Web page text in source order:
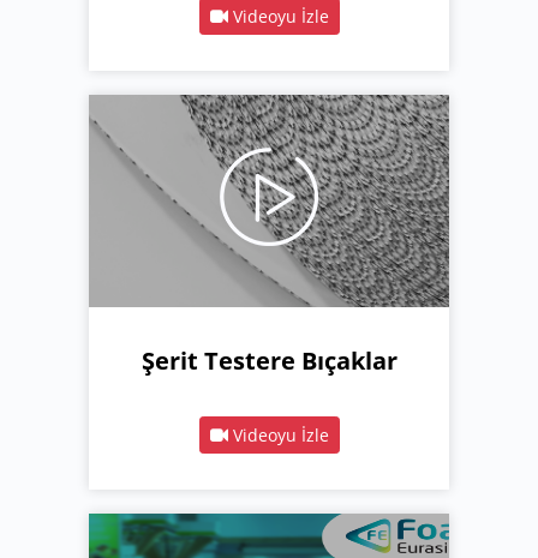
Videoyu İzle
Şerit Testere Bıçaklar
Videoyu İzle